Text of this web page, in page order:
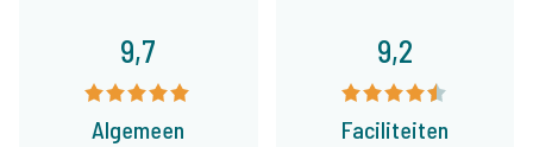
9,7
Algemeen
9,2
Faciliteiten